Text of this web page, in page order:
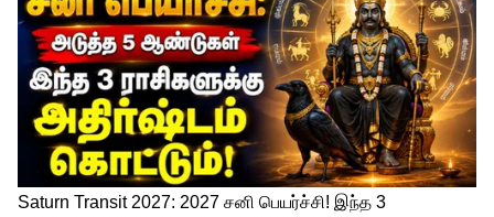
தான் இதன் நோக்கமாகும். ஒரு வேத யாகம்
செய்யப்படும் விதம், தளம் தயாரிக்கப்படும்
விதம் மற்றும் பொருட்கள் (சம்பிரம்)
சேகரிக்கப்படும் விதம், பிரசாதங்களை
நெருப்பில் ஊற்றும் விதம், பலிபீடத்தைச்
சுற்றி பூசாரிகள் அமர்ந்திருக்கும் விதம்
ஆகியவை யந்திரங்களே. தாந்த்ரீக